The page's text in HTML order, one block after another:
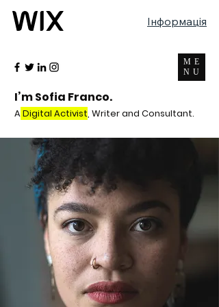
Інформація